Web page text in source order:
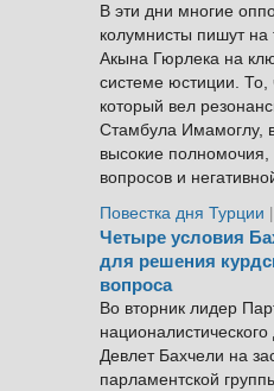
В эти дни многие
колумнисты пишут на
Акына Гюрлека на
системе юстиции. То,
который вел
Стамбула Имамоглу,
высокие полномочия,
вопросов и
Повестка дня Турции
Четыре условия
для решения
вопроса
Во вторник лидер
Девлет Бахчели на
парламентской